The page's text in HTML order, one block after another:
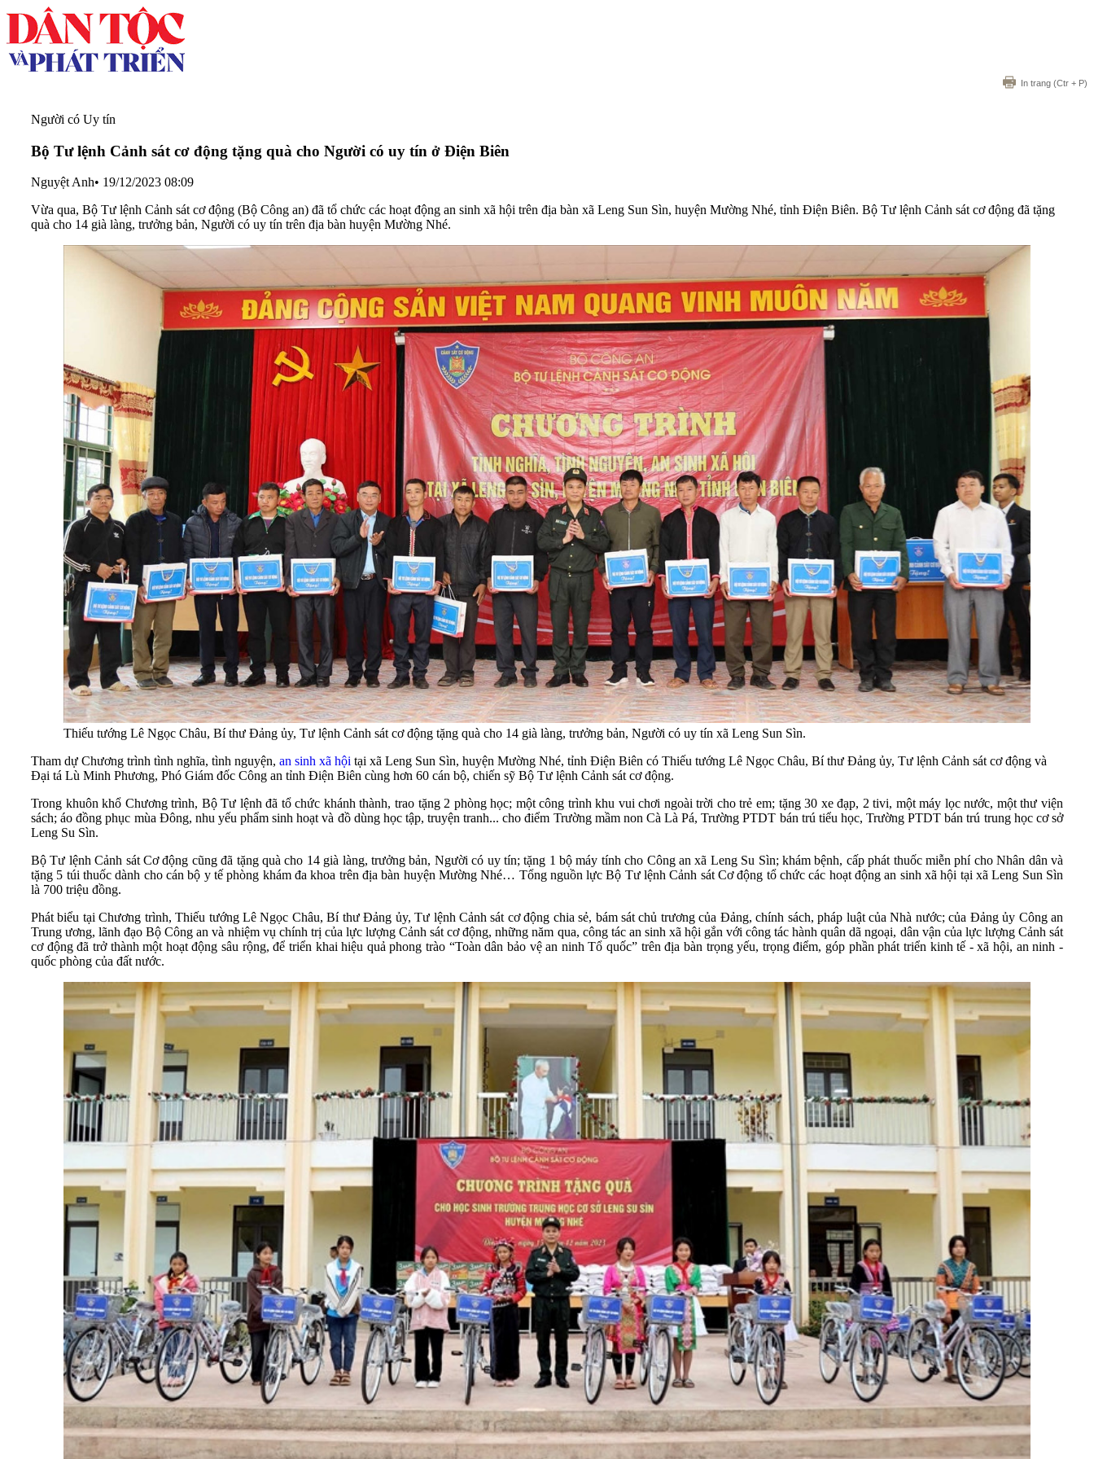
In trang (Ctr + P)
Người có Uy tín
Bộ Tư lệnh Cảnh sát cơ động tặng quà cho Người có uy tín ở Điện Biên
Nguyệt Anh• 19/12/2023 08:09
Vừa qua, Bộ Tư lệnh Cảnh sát cơ động (Bộ Công an) đã tổ chức các hoạt động an sinh xã hội trên địa bàn xã Leng Sun Sìn, huyện Mường Nhé, tỉnh Điện Biên. Bộ Tư lệnh Cảnh sát cơ động đã tặng
quà cho 14 già làng, trưởng bản, Người có uy tín trên địa bàn huyện Mường Nhé.
Thiếu tướng Lê Ngọc Châu, Bí thư Đảng ủy, Tư lệnh Cảnh sát cơ động tặng quà cho 14 già làng, trưởng bản, Người có uy tín xã Leng Sun Sìn.
Tham dự Chương trình tình nghĩa, tình nguyện, an sinh xã hội tại xã Leng Sun Sìn, huyện Mường Nhé, tỉnh Điện Biên có Thiếu tướng Lê Ngọc Châu, Bí thư Đảng ủy, Tư lệnh Cảnh sát cơ động và
Đại tá Lù Minh Phương, Phó Giám đốc Công an tỉnh Điện Biên cùng hơn 60 cán bộ, chiến sỹ Bộ Tư lệnh Cảnh sát cơ động.
Trong khuôn khổ Chương trình, Bộ Tư lệnh đã tổ chức khánh thành, trao tặng 2 phòng học; một công trình khu vui chơi ngoài trời cho trẻ em; tặng 30 xe đạp, 2 tivi, một máy lọc nước, một thư viện
sách; áo đồng phục mùa Đông, nhu yếu phẩm sinh hoạt và đồ dùng học tập, truyện tranh... cho điểm Trường mầm non Cà Là Pá, Trường PTDT bán trú tiểu học, Trường PTDT bán trú trung học cơ sở
Leng Su Sìn.
Bộ Tư lệnh Cảnh sát Cơ động cũng đã tặng quà cho 14 già làng, trưởng bản, Người có uy tín; tặng 1 bộ máy tính cho Công an xã Leng Su Sìn; khám bệnh, cấp phát thuốc miễn phí cho Nhân dân và
tặng 5 túi thuốc dành cho cán bộ y tế phòng khám đa khoa trên địa bàn huyện Mường Nhé… Tổng nguồn lực Bộ Tư lệnh Cảnh sát Cơ động tổ chức các hoạt động an sinh xã hội tại xã Leng Sun Sìn
là 700 triệu đồng.
Phát biểu tại Chương trình, Thiếu tướng Lê Ngọc Châu, Bí thư Đảng ủy, Tư lệnh Cảnh sát cơ động chia sẻ, bám sát chủ trương của Đảng, chính sách, pháp luật của Nhà nước; của Đảng ủy Công an
Trung ương, lãnh đạo Bộ Công an và nhiệm vụ chính trị của lực lượng Cảnh sát cơ động, những năm qua, công tác an sinh xã hội gắn với công tác hành quân dã ngoại, dân vận của lực lượng Cảnh sát
cơ động đã trở thành một hoạt động sâu rộng, để triển khai hiệu quả phong trào “Toàn dân bảo vệ an ninh Tổ quốc” trên địa bàn trọng yếu, trọng điểm, góp phần phát triển kinh tế - xã hội, an ninh -
quốc phòng của đất nước.